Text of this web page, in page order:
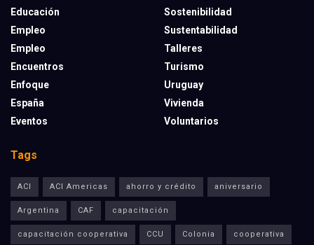
Educación
Empleo
Empleo
Encuentros
Enfoque
España
Eventos
Sostenibilidad
Sustentabilidad
Talleres
Turismo
Uruguay
Vivienda
Voluntarios
Tags
ACI ACI Americas ahorro y crédito aniversario
Argentina CAF capacitación
capacitación cooperativa CCU Colonia cooperativa